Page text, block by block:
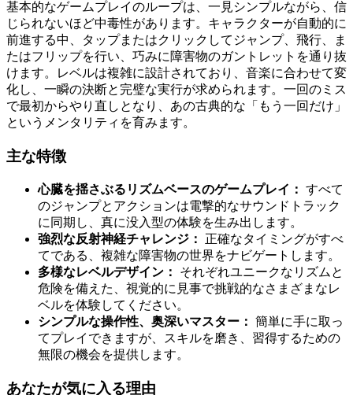
基本的なゲームプレイのループは、一見シンプルながら、信
じられないほど中毒性があります。キャラクターが自動的に
前進する中、タップまたはクリックしてジャンプ、飛行、ま
たはフリップを行い、巧みに障害物のガントレットを通り抜
けます。レベルは複雑に設計されており、音楽に合わせて変
化し、一瞬の決断と完璧な実行が求められます。一回のミス
で最初からやり直しとなり、あの古典的な「もう一回だけ」
というメンタリティを育みます。
主な特徴
心臓を揺さぶるリズムベースのゲームプレイ： すべて
のジャンプとアクションは電撃的なサウンドトラック
に同期し、真に没入型の体験を生み出します。
強烈な反射神経チャレンジ：
正確なタイミングがすべ
てである、複雑な障害物の世界をナビゲートします。
多様なレベルデザイン：
それぞれユニークなリズムと
危険を備えた、視覚的に見事で挑戦的なさまざまなレ
ベルを体験してください。
シンプルな操作性、奥深いマスター： 簡単に手に取っ
てプレイできますが、スキルを磨き、習得するための
無限の機会を提供します。
あなたが気に入る理由